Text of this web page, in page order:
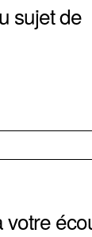
sujet de
votre